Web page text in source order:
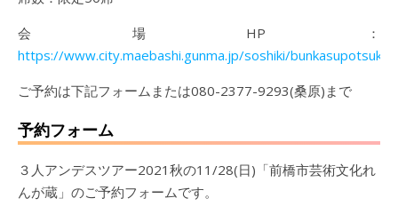
会場HP：
https://www.city.maebashi.gunma.jp/soshiki/
ご予約は下記フォームまたは080-2377-9293(桑原)まで
予約フォーム
３人アンデスツアー2021秋の11/28(日)「前橋市芸術文化れ
んが蔵」のご予約フォームです。